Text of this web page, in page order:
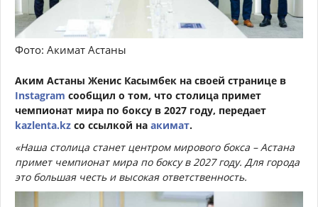
Фото: Акимат Астаны
Аким Астаны Женис Касымбек на своей странице в
Instagram сообщил о том, что столица примет
чемпионат мира по боксу в 2027 году, передает
kazlenta.kz со ссылкой на акимат.
«Наша столица станет центром мирового бокса – Астана
примет чемпионат мира по боксу в 2027 году. Для города
это большая честь и высокая ответственность.